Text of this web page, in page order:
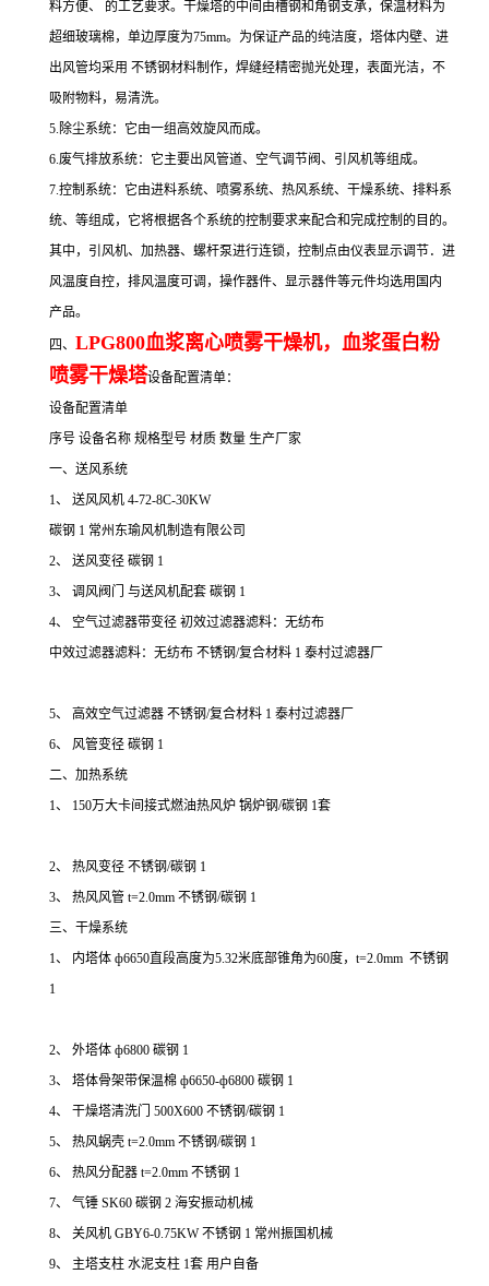
料方便、 的工艺要求。干燥塔的中间由槽钢和角钢支承，保温材料为
超细玻璃棉，单边厚度为75mm。为保证产品的纯洁度，塔体内壁、进
出风管均采用 不锈钢材料制作，焊缝经精密抛光处理，表面光洁，不
吸附物料，易清洗。
5.除尘系统：它由一组高效旋风而成。
6.废气排放系统：它主要出风管道、空气调节阀、引风机等组成。
7.控制系统：它由进料系统、喷雾系统、热风系统、干燥系统、排料系
统、等组成，它将根据各个系统的控制要求来配合和完成控制的目的。
其中，引风机、加热器、螺杆泵进行连锁，控制点由仪表显示调节．进
风温度自控，排风温度可调，操作器件、显示器件等元件均选用国内
产品。
四、 LPG800血浆离心喷雾干燥机，血浆蛋白粉
喷雾干燥塔设备配置清单：
设备配置清单
序号 设备名称 规格型号 材质 数量 生产厂家
一、送风系统
1、 送风风机 4-72-8C-30KW
碳钢 1 常州东瑜风机制造有限公司
2、 送风变径 碳钢 1
3、 调风阀门 与送风机配套 碳钢 1
4、 空气过滤器带变径 初效过滤器滤料：无纺布
中效过滤器滤料：无纺布 不锈钢/复合材料 1 泰村过滤器厂
5、 高效空气过滤器 不锈钢/复合材料 1 泰村过滤器厂
6、 风管变径 碳钢 1
二、加热系统
1、 150万大卡间接式燃油热风炉 锅炉钢/碳钢 1套
2、 热风变径 不锈钢/碳钢 1
3、 热风风管 t=2.0mm 不锈钢/碳钢 1
三、干燥系统
1、 内塔体 ф6650直段高度为5.32米底部锥角为60度，t=2.0mm 不锈钢
1
2、 外塔体 ф6800 碳钢 1
3、 塔体骨架带保温棉 ф6650-ф6800 碳钢 1
4、 干燥塔清洗门 500X600 不锈钢/碳钢 1
5、 热风蜗壳 t=2.0mm 不锈钢/碳钢 1
6、 热风分配器 t=2.0mm 不锈钢 1
7、 气锤 SK60 碳钢 2 海安振动机械
8、 关风机 GBY6-0.75KW 不锈钢 1 常州振国机械
9、 主塔支柱 水泥支柱 1套 用户自备